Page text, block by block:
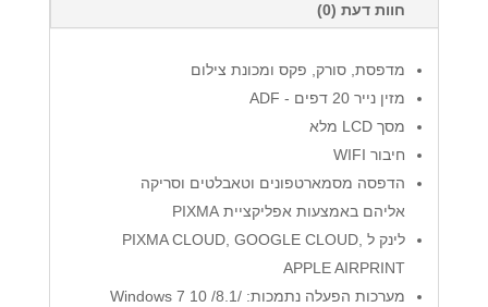
חוות דעת (0)
מדפסת, סורק, פקס ומכונת צילום
מזין נייר 20 דפים - ADF
מסך LCD מלא
חיבור WIFI
הדפסה מסמארטפונים וטאבלטים וסריקה
אליהם באמצעות אפליקציית PIXMA
לינק ל PIXMA CLOUD, GOOGLE CLOUD,
APPLE AIRPRINT
מערכות הפעלה נתמכות: /8.1/ 10 Windows 7